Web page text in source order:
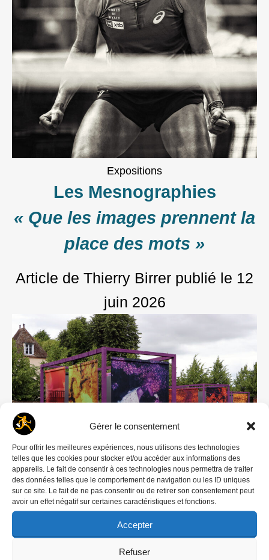
Gérer le consentement
Pour offrir les meilleures expériences, nous utilisons des technologies
telles que les cookies pour stocker et/ou accéder aux informations des
appareils. Le fait de consentir à ces technologies nous permettra de traiter
des données telles que le comportement de navigation ou les ID uniques
sur ce site. Le fait de ne pas consentir ou de retirer son consentement peut
avoir un effet négatif sur certaines caractéristiques et fonctions.
Accepter
Refuser
Expositions
Les Mesnographies
« Que les images prennent la
place des mots »
Article de Thierry Birrer publié le 12
juin 2026
Expositions
Thibaut Derien
« J’habite une ville fantôme »